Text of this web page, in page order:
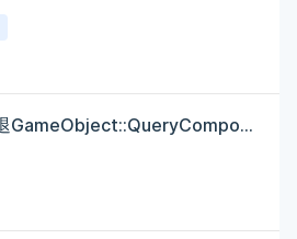
团结1.2.6安卓包闪退GameObject::QueryComponentByType